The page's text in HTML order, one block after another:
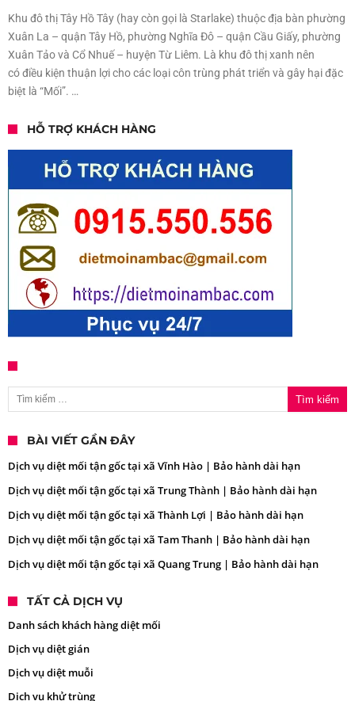
Khu đô thị Tây Hồ Tây (hay còn gọi là Starlake) thuộc địa bàn phường
Xuân La – quận Tây Hồ, phường Nghĩa Đô – quận Cầu Giấy, phường
Xuân Tảo và Cổ Nhuế – huyện Từ Liêm. Là khu đô thị xanh nên
có điều kiện thuận lợi cho các loại côn trùng phát triển và gây hại đặc
biệt là “Mối”. …
HỖ TRỢ KHÁCH HÀNG
Tìm kiếm cho:
BÀI VIẾT GẦN ĐÂY
Dịch vụ diệt mối tận gốc tại xã Vĩnh Hào | Bảo hành dài hạn
Dịch vụ diệt mối tận gốc tại xã Trung Thành | Bảo hành dài hạn
Dịch vụ diệt mối tận gốc tại xã Thành Lợi | Bảo hành dài hạn
Dịch vụ diệt mối tận gốc tại xã Tam Thanh | Bảo hành dài hạn
Dịch vụ diệt mối tận gốc tại xã Quang Trung | Bảo hành dài hạn
TẤT CẢ DỊCH VỤ
Danh sách khách hàng diệt mối
Dịch vụ diệt gián
Dịch vụ diệt muỗi
Dịch vụ khử trùng